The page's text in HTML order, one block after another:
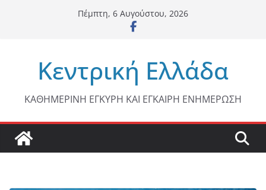
Πέμπτη, 6 Αυγούστου, 2026
Κεντρική Ελλάδα
ΚΑΘΗΜΕΡΙΝΗ ΕΓΚΥΡΗ ΚΑΙ ΕΓΚΑΙΡΗ ΕΝΗΜΕΡΩΣΗ